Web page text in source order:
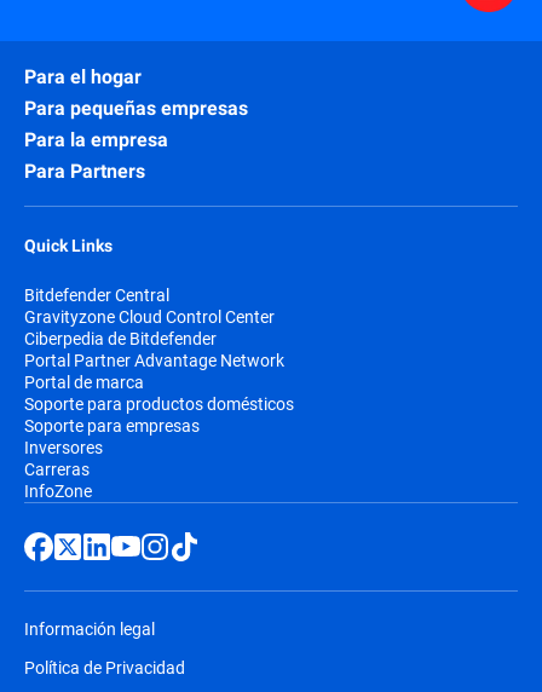
Para el hogar
Para pequeñas empresas
Para la empresa
Para Partners
Quick Links
Bitdefender Central
Gravityzone Cloud Control Center
Ciberpedia de Bitdefender
Portal Partner Advantage Network
Portal de marca
Soporte para productos domésticos
Soporte para empresas
Inversores
Carreras
InfoZone
Información legal
Política de Privacidad